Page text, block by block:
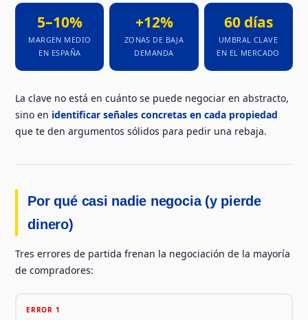
5–10%
MARGEN MEDIO
EN ESPAÑA
+12%
ZONAS DE BAJA
DEMANDA
60 días
UMBRAL CLAVE
EN EL MERCADO
La clave no está en cuánto se puede negociar en abstracto,
sino en identificar señales concretas en cada propiedad
que te den argumentos sólidos para pedir una rebaja.
Por qué casi nadie negocia (y pierde
dinero)
Tres errores de partida frenan la negociación de la mayoría
de compradores:
ERROR 1